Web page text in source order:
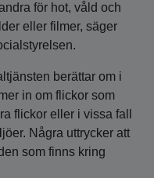
för hot, våld och
eller filmer, säger
berättar om i
in om flickor som
flickor eller i vissa fall
Några uttrycker att
som finns kring